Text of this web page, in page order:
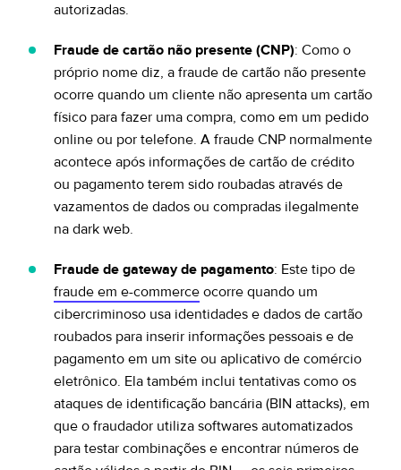
autorizadas.
Fraude de cartão não presente (CNP): Como o
próprio nome diz, a fraude de cartão não presente
ocorre quando um cliente não apresenta um cartão
físico para fazer uma compra, como em um pedido
online ou por telefone. A fraude CNP normalmente
acontece após informações de cartão de crédito
ou pagamento terem sido roubadas através de
vazamentos de dados ou compradas ilegalmente
na dark web.
Fraude de gateway de pagamento: Este tipo de
fraude em e-commerce ocorre quando um
cibercriminoso usa identidades e dados de cartão
roubados para inserir informações pessoais e de
pagamento em um site ou aplicativo de comércio
eletrônico. Ela também inclui tentativas como os
ataques de identificação bancária (BIN attacks), em
que o fraudador utiliza softwares automatizados
para testar combinações e encontrar números de